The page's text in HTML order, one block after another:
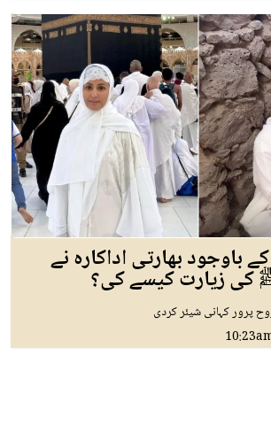
باوجود بھارتی اداکارہ نے
زیارت کیسے کی؟
پرور کہانی شیئر کردی